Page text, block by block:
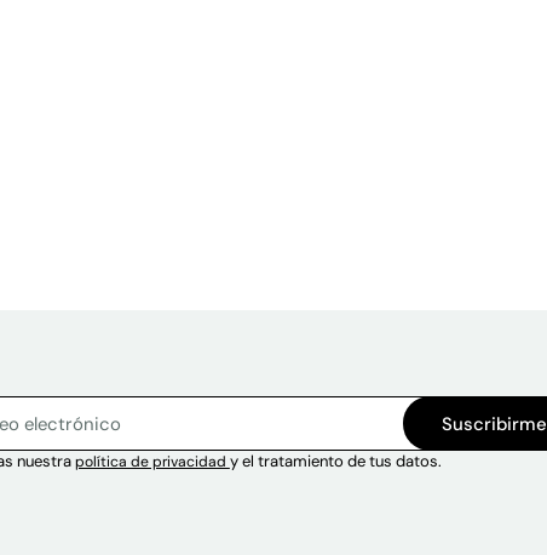
electrónico para suscribirte al boletín. Suscribirme
nuestrapolítica de privacidad y el tratamiento de tus datos.